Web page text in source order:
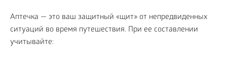
Аптечка — это ваш защитный «щит» от непредвиденных
ситуаций во время путешествия. При ее составлении
учитывайте: